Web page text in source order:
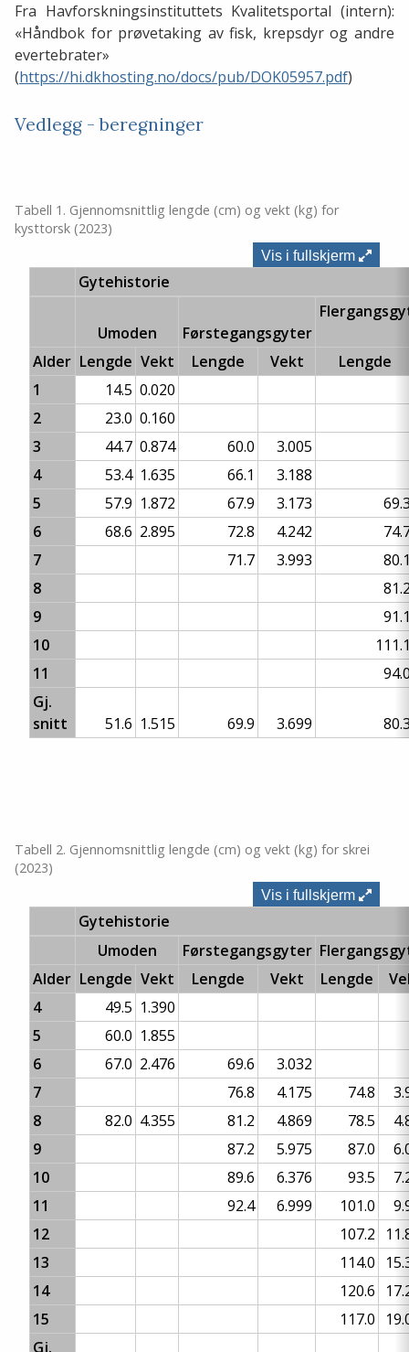
Fra Havforskningsinstituttets Kvalitetsportal (intern):
«Håndbok for prøvetaking av fisk, krepsdyr og andre
evertebrater»
(https://hi.dkhosting.no/docs/pub/DOK05957.pdf)
Vedlegg - beregninger
Tabell 1. Gjennomsnittlig lengde (cm) og vekt (kg) for
kysttorsk (2023)
Vis i fullskjerm
Gytehistorie
Umoden Førstegangsgyter
Alder Lengde Vekt Lengde Vekt
Lengde
1
14.5 0.020
2
23.0 0.160
3
44.7 0.874 60.0
3.005
4
53.4 1.635 66.1
3.188
5
57.9 1.872 67.9 3.173
6
68.6 2.895 72.8 4.242
7
71.7 3.993
8
9
10
11
Gj.
snitt
51.6 1.515 69.9 3.699
Tabell 2. Gjennomsnittlig lengde (cm) og vekt (kg) for skrei
(2023)
Vis i fullskjerm
Gytehistorie
Umoden
Førstegangsgyter
Alder Lengde Vekt Lengde Vekt Lengde
4
49.5 1.390
5
60.0 1.855
6
67.0 2.476 69.6
3.032
7
76.8 4.175 74.8
8
82.0 4.355 81.2 4.869 78.5
9
87.2 5.975 87.0
10
89.6 6.376 93.5
11
92.4 6.999 101.0
12
107.2
13
114.0
14
120.6
15
117.0
Gj.